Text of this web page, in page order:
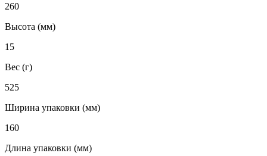
260
Высота (мм)
15
Вес (г)
525
Ширина упаковки (мм)
160
Длина упаковки (мм)